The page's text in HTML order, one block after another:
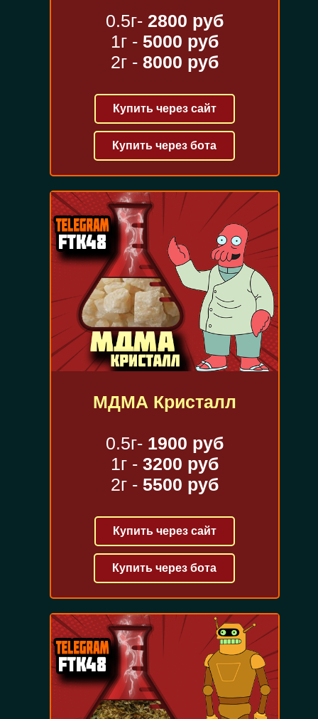
0.5г- 2800 руб
1г - 5000 руб
2г - 8000 руб
Купить через сайт
Купить через бота
МДМА Кристалл
0.5г- 1900 руб
1г - 3200 руб
2г - 5500 руб
Купить через сайт
Купить через бота